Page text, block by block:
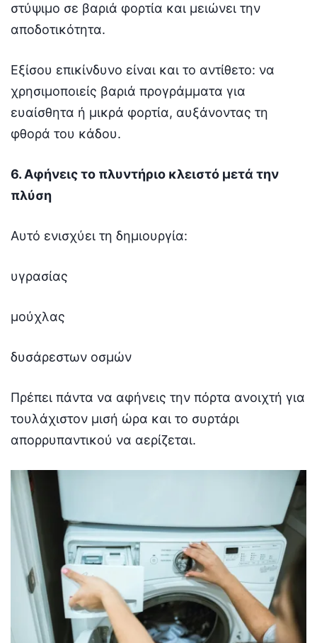
στύψιμο σε βαριά φορτία και μειώνει την
αποδοτικότητα.
Εξίσου επικίνδυνο είναι και το αντίθετο: να
χρησιμοποιείς βαριά προγράμματα για
ευαίσθητα ή μικρά φορτία, αυξάνοντας τη
φθορά του κάδου.
6. Αφήνεις το πλυντήριο κλειστό μετά την
πλύση
Αυτό ενισχύει τη δημιουργία:
υγρασίας
μούχλας
δυσάρεστων οσμών
Πρέπει πάντα να αφήνεις την πόρτα ανοιχτή για
τουλάχιστον μισή ώρα και το συρτάρι
απορρυπαντικού να αερίζεται.